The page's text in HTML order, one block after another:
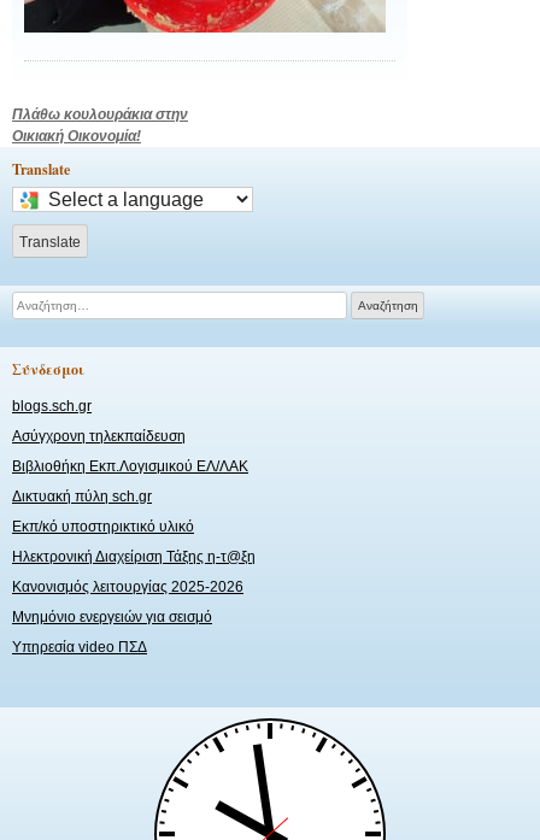
Πλοήγηση
άρθρων
Πλάθω κουλουράκια στην
Οικιακή Οικονομία!
Translate
Select
a
language
to
translate
this
Translate
Αναζήτηση
για:
Σύνδεσμοι
blogs.sch.gr
Ασύγχρονη τηλεκπαίδευση
Βιβλιοθήκη Εκπ.Λογισμικού ΕΛ/ΛΑΚ
Δικτυακή πύλη sch.gr
Εκπ/κό υποστηρικτικό υλικό
Ηλεκτρονική Διαχείριση Τάξης η-τ@ξη
Κανονισμός λειτουργίας 2025-2026
Μνημόνιο ενεργειών για σεισμό
Υπηρεσία video ΠΣΔ